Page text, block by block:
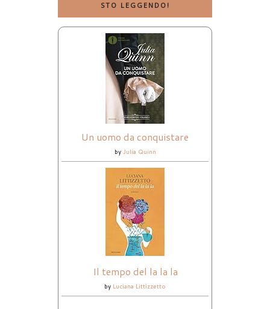
STO LEGGENDO!
Un uomo da conquistare
by Julia Quinn
Il tempo del la la la
by Luciana Littizzetto